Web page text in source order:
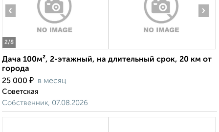
2/8
‹ ›
Дача 100м², 2-этажный, на длительный срок, 20 км от
города
25 000 ₽ в месяц
Советская
Собственник, 07.08.2026